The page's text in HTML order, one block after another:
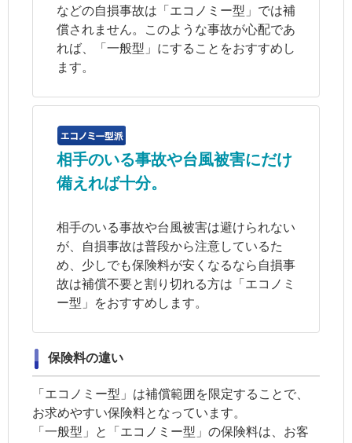
などの自損事故は「エコノミー型」では補
償されません。このような事故が心配であ
れば、「一般型」にすることをおすすめし
ます。
相手のいる事故や台風被害にだけ
備えれば十分。
相手のいる事故や台風被害は避けられない
が、自損事故は普段から注意しているた
め、少しでも保険料が安くなるなら自損事
故は補償不要と割り切れる方は「エコノミ
ー型」をおすすめします。
保険料の違い
「エコノミー型」は補償範囲を限定することで、
お求めやすい保険料となっています。
「一般型」と「エコノミー型」の保険料は、お客